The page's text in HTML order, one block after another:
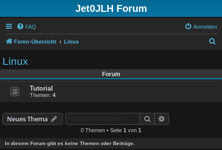
Jet0JLH Forum
FAQ Anmelden
Foren-Übersicht Linux
Linux
Forum
Tutorial
Themen: 4
Neues Thema Suche
0 Themen • Seite 1 von 1
In diesem Forum gibt es keine Themen oder Beiträge.